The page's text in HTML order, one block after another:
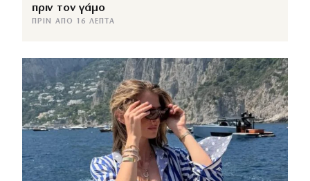
πριν τον γάμο
ΠΡΙΝ ΑΠΌ 16 ΛΕΠΤΆ